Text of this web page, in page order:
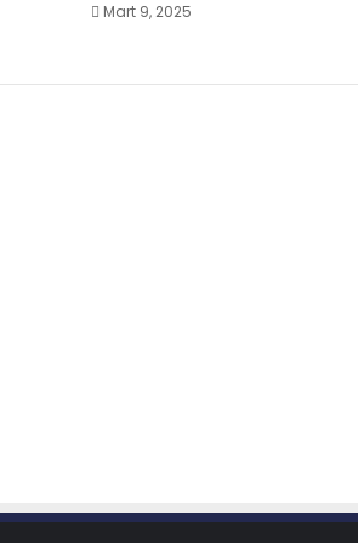
Mart 9, 2025